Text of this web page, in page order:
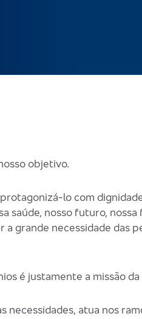
objetivo.
lo com
saúde, nosso futuro,
a grande necessidade
é justamente a missão
necessidades, atua nos